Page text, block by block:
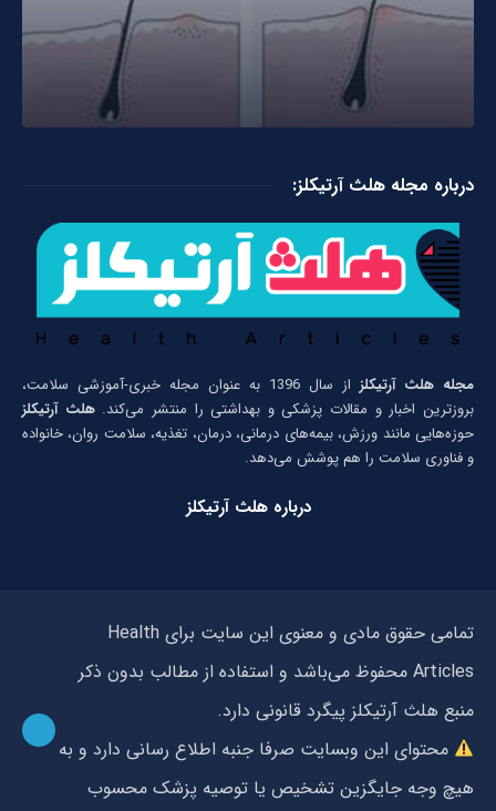
درباره مجله هلث آرتیکلز:
مجله هلث آرتیکلز
از سال 1396 به عنوان مجله خبری-آموزشی سلامت،
بروزترین اخبار و مقالات پزشکی و بهداشتی را منتشر می‌کند.هلث آرتیکلز
حوزه‌هایی مانند ورزش، بیمه‌های درمانی، درمان، تغذیه، سلامت روان، خانواده
و فناوری سلامت را هم پوشش می‌دهد.
درباره هلث آرتیکلز
تمامی حقوق مادی و معنوی این سایت برای Health
Articles محفوظ می‌باشد و استفاده از مطالب بدون ذکر
منبع هلث آرتیکلز پیگرد قانونی دارد.
محتوای این وبسایت صرفا جنبه اطلاع رسانی دارد و به
هیچ وجه جایگزین تشخیص یا توصیه پزشک محسوب